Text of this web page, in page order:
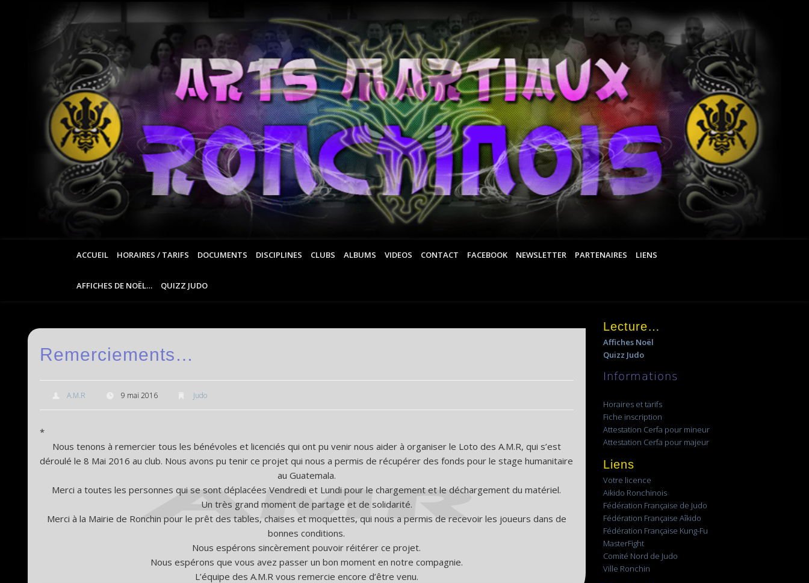
ACCUEIL HORAIRES / TARIFS DOCUMENTS DISCIPLINES CLUBS ALBUMS VIDEOS CONTACT FACEBOOK NEWSLETTER PARTENAIRES LIENS
AFFICHES DE NOËL… QUIZZ JUDO
Remerciements…
A.M.R 9 mai 2016 Judo
*
Nous tenons à remercier tous les bénévoles et licenciés qui ont pu venir nous aider à organiser le Loto des A.M.R, qui s’est
déroulé le 8 Mai 2016 au club. Nous avons pu tenir ce projet qui nous a permis de récupérer des fonds pour le stage humanitaire
au Guatemala.
Merci a toutes les personnes qui se sont déplacées Vendredi et Lundi pour le chargement et le déchargement du matériel.
Un très grand moment de partage et de solidarité.
Merci à la Mairie de Ronchin pour le prêt des tables, chaises et moquettes, qui nous a permis de recevoir les joueurs dans de
bonnes conditions.
Nous espérons sincèrement pouvoir réitérer ce projet.
Nous espérons que vous avez passer un bon moment en notre compagnie.
L’équipe des A.M.R vous remercie encore d’être venu.
Lecture…
Affiches Noël
Quizz Judo
Informations
Horaires et tarifs
Fiche inscription
Attestation Cerfa pour mineur
Attestation Cerfa pour majeur
Liens
Votre licence
Aikido Ronchinois
Fédération Française de Judo
Fédération Française Aîkido
Fédération Française Kung-Fu
MasterFight
Comité Nord de Judo
Ville Ronchin